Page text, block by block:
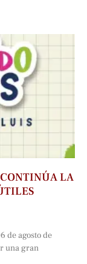
CONTINÚA LA
de agosto de
una gran